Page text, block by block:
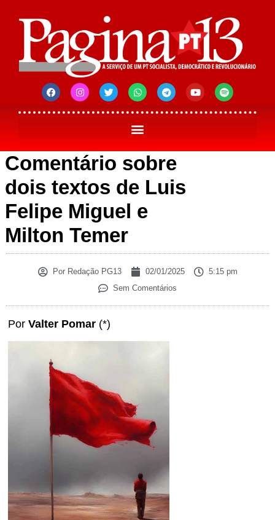
Comentário sobre
dois textos de Luis
Felipe Miguel e
Milton Temer
PorRedação PG13 02/01/2025
5:15 pm
Sem Comentários
Por Valter Pomar (*)